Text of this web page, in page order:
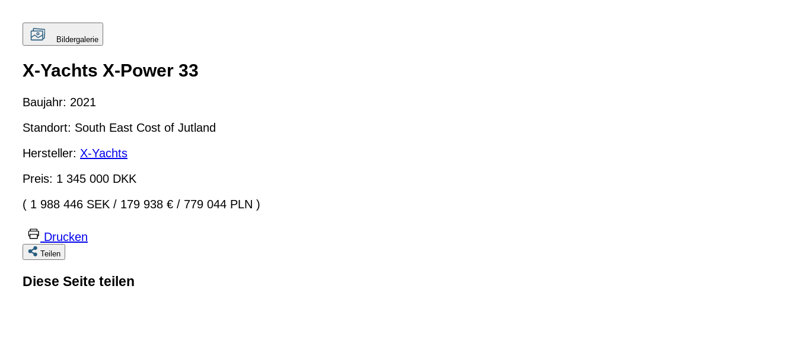
Bildergalerie
X-Yachts X-Power 33
Baujahr: 2021
Standort: South East Cost of Jutland
Hersteller: X-Yachts
Preis: 1 345 000 DKK
( 1 988 446 SEK / 179 938 € / 779 044 PLN )
Drucken
Teilen
Diese Seite teilen